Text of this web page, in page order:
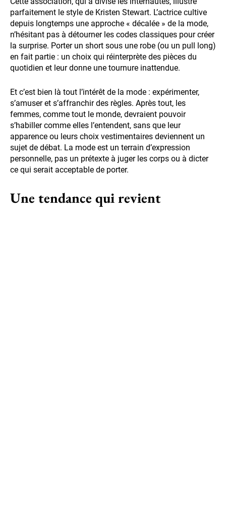
parfaitement le style de Kristen Stewart. L’actrice cultive
depuis longtemps une approche « décalée » de la mode,
n’hésitant pas à détourner les codes classiques pour créer
la surprise. Porter un short sous une robe (ou un pull long)
en fait partie : un choix qui réinterprète des pièces du
quotidien et leur donne une tournure inattendue.
Et c’est bien là tout l’intérêt de la mode : expérimenter,
s’amuser et s’affranchir des règles. Après tout, les
femmes, comme tout le monde, devraient pouvoir
s’habiller comme elles l’entendent, sans que leur
apparence ou leurs choix vestimentaires deviennent un
sujet de débat. La mode est un terrain d’expression
personnelle, pas un prétexte à juger les corps ou à dicter
ce qui serait acceptable de porter.
Une tendance qui revient